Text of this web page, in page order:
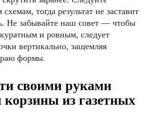
тогда результат не заставит
Не забывайте наш совет — чтобы
и ровным, следует
вертикально, защемляя
формы.
своими руками
из газетных